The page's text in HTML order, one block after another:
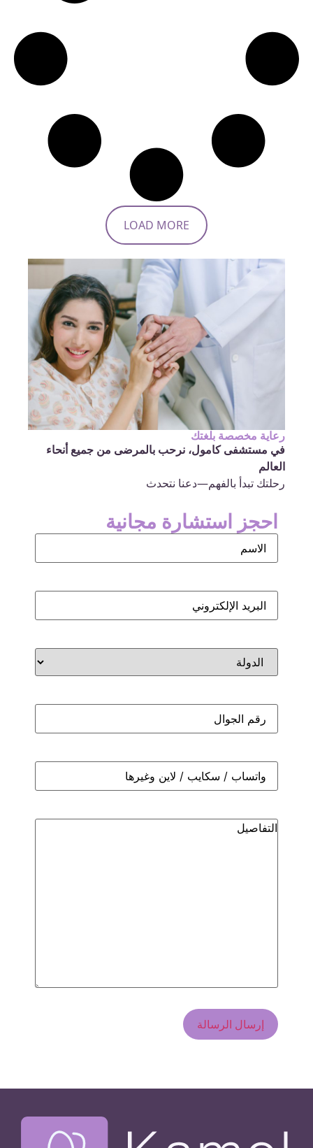
LOAD MORE
رعاية مخصصة بلغتك
في مستشفى كامول، نرحب بالمرضى من جميع أنحاء
العالم
رحلتك تبدأ بالفهم—دعنا نتحدث
احجز استشارة مجانية